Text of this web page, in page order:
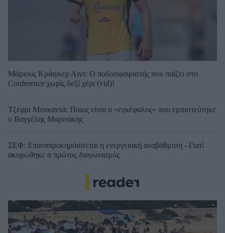
Μάριους Κράιγκερ Λιντ: Ο ποδοσφαιριστής που παίζει στο
Conference χωρίς δεξί χέρι (vid)!
Τζέφρι Μονκαντά: Ποιος είναι ο «εγκέφαλος» που εμπιστεύτηκε
ο Βαγγέλης Μαρινάκης
ΣΕΦ: Επαναπροκηρύσσεται η ενεργειακή αναβάθμιση - Γιατί
ακυρώθηκε ο πρώτος διαγωνισμός